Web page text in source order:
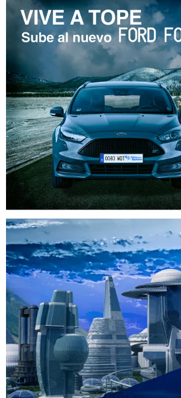
Mock up Mupi
Anuncio Ford Focus